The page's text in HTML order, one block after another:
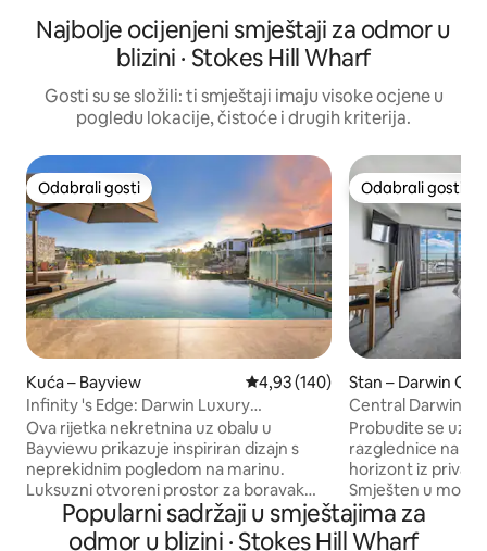
Najbolje ocijenjeni smještaji za odmor u
blizini · Stokes Hill Wharf
Gosti su se složili: ti smještaji imaju visoke ocjene u
pogledu lokacije, čistoće i drugih kriterija.
Odabrali gosti
Odabrali gosti
Kuća – Bayview Prosječna ocjena: 4,93/5,
4,93 (140)
Infinity 's Edge: Darwin Luxury
Waterfront Oasis
Ova rijetka nekretnina uz obalu u
Bayviewu prikazuje inspiriran dizajn s
neprekidnim pogledom na marinu.
Luksuzni otvoreni prostor za boravak
prelazi u blagovaonicu na otvorenom,
roštilj i beskonačni rubni bazen, što
Odabrali gosti
Odabrali gosti
Stan – Darwin City
Central Darwin
udoban
Probudite se uz
razglednice na
horizont iz
Smješten u
srcu CBD-a, ovaj
studio namijenjen je
Popularni sadržaji u smještajima za
odmor u blizini · Stokes Hill Wharf